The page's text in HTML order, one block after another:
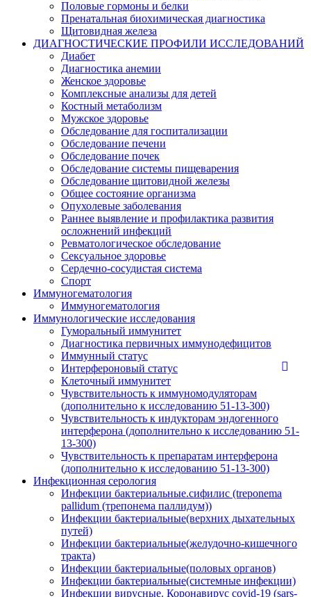
Половые гормоны и белки
Пренатальная биохимическая диагностика
Щитовидная железа
ДИАГНОСТИЧЕСКИЕ ПРОФИЛИ ИССЛЕДОВАНИЙ
Диабет
Диагностика анемии
Женское здоровье
Комплексные анализы для детей
Костный метаболизм
Мужское здоровье
Обследование для госпитализации
Обследование печени
Обследование почек
Обследование системы пищеварения
Обследование щитовидной железы
Общее состояние организма
Опухолевые заболевания
Раннее выявление и профилактика развития
осложнений инфекций
Ревматологическое обследование
Сексуальное здоровье
Сердечно-сосудистая система
Спорт
Иммуногематология
Иммуногематология
Иммунологические исследования
Гуморальный иммунитет
Диагностика первичных иммунодефицитов
Иммунный статус
Интерфероновый статус
Клеточный иммунитет
Чувствительность к иммуномодуляторам
(дополнительно к исследованию 51-13-300)
Чувствительность к индукторам эндогенного
интерферона (дополнительно к исследованию 51-
13-300)
Чувствительность к препаратам интерферона
(дополнительно к исследованию 51-13-300)
Инфекционная серология
Инфекции бактериальные.сифилис (treponema
pallidum (трепонема паллидум))
Инфекции бактериальные(верхних дыхательных
путей)
Инфекции бактериальные(желудочно-кишечного
тракта)
Инфекции бактериальные(половых органов)
Инфекции бактериальные(системные инфекции)
Инфекции вирусные. Коронавирус covid-19 (sars-